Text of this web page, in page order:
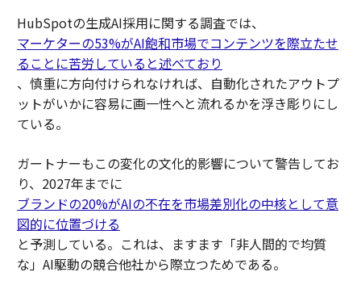
HubSpotの生成AI採用に関する調査では、
マーケターの53%がAI飽和市場でコンテンツを際立たせ
ることに苦労していると述べており
、慎重に方向付けられなければ、自動化されたアウトプ
ットがいかに容易に画一性へと流れるかを浮き彫りにし
ている。
ガートナーもこの変化の文化的影響について警告してお
り、2027年までに
ブランドの20%がAIの不在を市場差別化の中核として意
図的に位置づける
と予測している。これは、ますます「非人間的で均質
な」AI駆動の競合他社から際立つためである。